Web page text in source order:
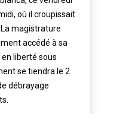
où il croupissait
magistrature
accédé à sa
liberté sous
se tiendra le 2
débrayage